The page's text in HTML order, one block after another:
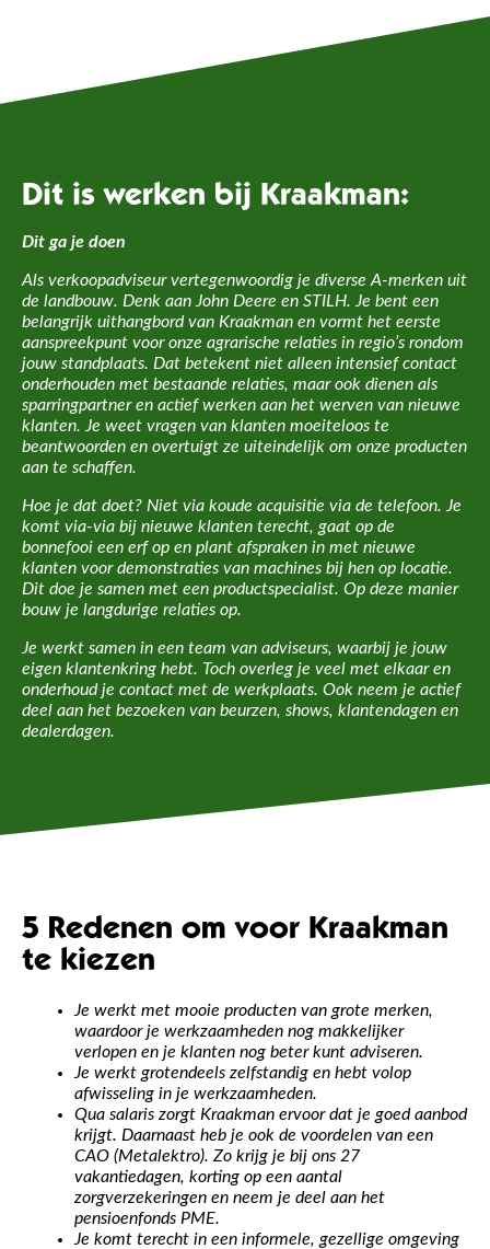
Dit is werken bij Kraakman:
Dit ga je doen
Als verkoopadviseur vertegenwoordig je diverse A-merken uit
de landbouw. Denk aan John Deere en STILH. Je bent een
belangrijk uithangbord van Kraakman en vormt het eerste
aanspreekpunt voor onze agrarische relaties in regio’s rondom
jouw standplaats. Dat betekent niet alleen intensief contact
onderhouden met bestaande relaties, maar ook dienen als
sparringpartner en actief werken aan het werven van nieuwe
klanten. Je weet vragen van klanten moeiteloos te
beantwoorden en overtuigt ze uiteindelijk om onze producten
aan te schaffen.
Hoe je dat doet? Niet via koude acquisitie via de telefoon. Je
komt via-via bij nieuwe klanten terecht, gaat op de
bonnefooi een erf op en plant afspraken in met nieuwe
klanten voor demonstraties van machines bij hen op locatie.
Dit doe je samen met een productspecialist. Op deze manier
bouw je langdurige relaties op.
Je werkt samen in een team van adviseurs, waarbij je jouw
eigen klantenkring hebt. Toch overleg je veel met elkaar en
onderhoud je contact met de werkplaats. Ook neem je actief
deel aan het bezoeken van beurzen, shows, klantendagen en
dealerdagen.
5 Redenen om voor Kraakman
te kiezen
Je werkt met mooie producten van grote merken,
waardoor je werkzaamheden nog makkelijker
verlopen en je klanten nog beter kunt adviseren.
Je werkt grotendeels zelfstandig en hebt volop
afwisseling in je werkzaamheden.
Qua salaris zorgt Kraakman ervoor dat je goed aanbod
krijgt. Daarnaast heb je ook de voordelen van een
CAO (Metalektro). Zo krijg je bij ons 27
vakantiedagen, korting op een aantal
zorgverzekeringen en neem je deel aan het
pensioenfonds PME.
Je komt terecht in een informele, gezellige omgeving